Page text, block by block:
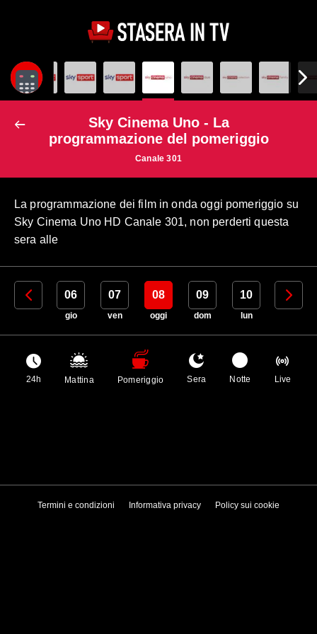
Sky Cinema Uno - La
programmazione del pomeriggio
Canale 301
La programmazione dei film in onda oggi pomeriggio su
Sky Cinema Uno HD Canale 301, non perderti questa
sera alle
05 06
gio
07
ven
08
oggi
09
dom
10
lun
11
24h Mattina Pomeriggio Sera Notte Live
Termini e condizioni Informativa privacy Policy sui cookie